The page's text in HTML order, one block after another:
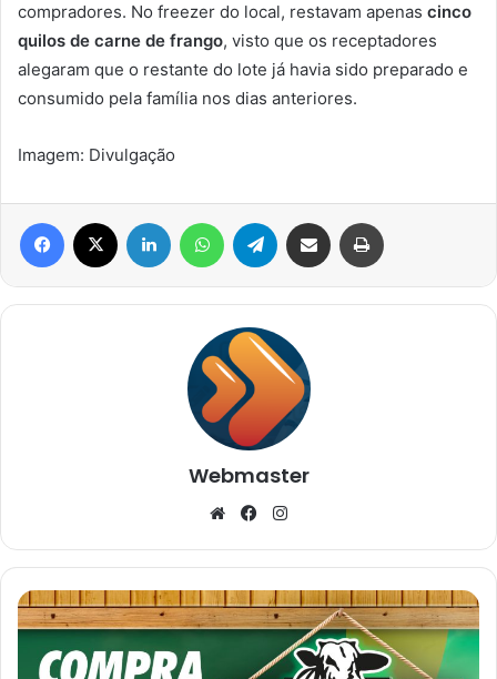
compradores. No freezer do local, restavam apenas cinco
quilos de carne de frango, visto que os receptadores
alegaram que o restante do lote já havia sido preparado e
consumido pela família nos dias anteriores.
Imagem: Divulgação
Facebook Linkedin WhatsAppTelegram Compartilhar via e-mail
Webmaster
WebsiteFacebook